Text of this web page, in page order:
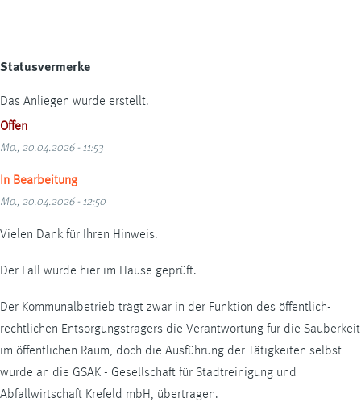
Statusvermerke
Das Anliegen wurde erstellt.
Offen
Mo., 20.04.2026 - 11:53
In Bearbeitung
Mo., 20.04.2026 - 12:50
Vielen Dank für Ihren Hinweis.
Der Fall wurde hier im Hause geprüft.
Der Kommunalbetrieb trägt zwar in der Funktion des öffentlich-
rechtlichen Entsorgungsträgers die Verantwortung für die Sauberkeit
im öffentlichen Raum, doch die Ausführung der Tätigkeiten selbst
wurde an die GSAK - Gesellschaft für Stadtreinigung und
Abfallwirtschaft Krefeld mbH, übertragen.